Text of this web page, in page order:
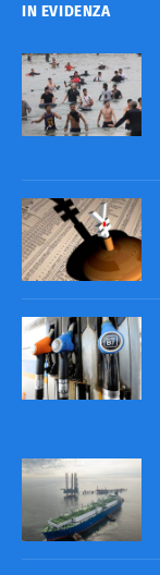
IN EVIDENZA